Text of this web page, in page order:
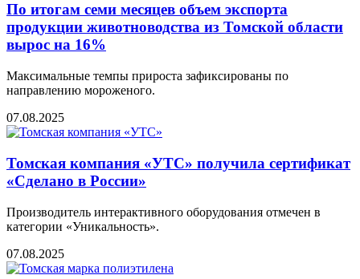
По итогам семи месяцев объем экспорта
продукции животноводства из Томской области
вырос на 16%
Максимальные темпы прироста зафиксированы по
направлению мороженого.
07.08.2025
Томская компания «УТС» получила сертификат
«Сделано в России»
Производитель интерактивного оборудования отмечен в
категории «Уникальность».
07.08.2025